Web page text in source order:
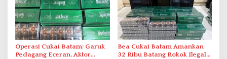
Operasi Cukai Batam: Garuk
Pedagang Eceran, Aktor
Bea Cukai Batam Amankan
32 Ribu Batang Rokok Ilegal